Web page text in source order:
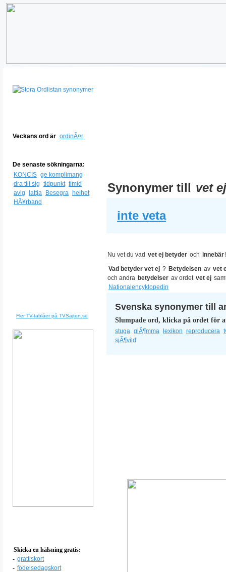
Veckans ord är ordinÃ¤r
De senaste sökningarna:
KONCIS ge komplimang
dra till sig tidpunkt timid
avig
lattja Besegra
helhet
HÃ¥rband
Fler TV-tablåer på TVSajten.se
Skicka en hälsning gratis:
- grattiskort
- födelsedagskort
Synonymer till vet ej
inte veta
Nu vet du vad vet ej betyder och innebär !
Vad betyder vet ej ? Betydelsen av vet
och andra betydelser av ordet vet ej
Nationalencyklopedin
Svenska synonymer till
Slumpade ord, klicka på ordet för
stuga glÃ¶mma lexikon reproducera
sjÃ¶vild